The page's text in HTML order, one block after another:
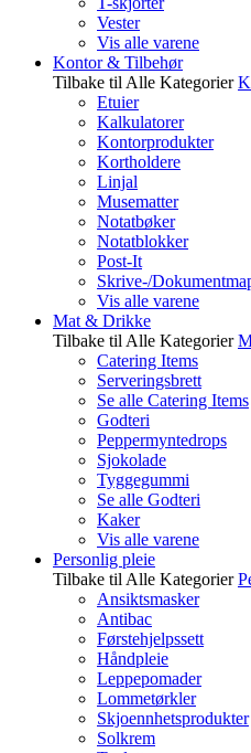
Vester
Vis alle varene
Kontor & Tilbehør
Tilbake til Alle Kategorier
Etuier
Kalkulatorer
Kontorprodukter
Kortholdere
Linjal
Musematter
Notatbøker
Notatblokker
Post-It
Skrive-/
Vis alle varene
Mat & Drikke
Tilbake til Alle Kategorier
Catering Items
Serveringsbrett
Se alle Catering Items
Godteri
Peppermyntedrops
Sjokolade
Tyggegummi
Se alle Godteri
Kaker
Vis alle varene
Personlig pleie
Tilbake til Alle Kategorier
Ansiktsmasker
Antibac
Førstehjelpssett
Håndpleie
Leppepomader
Lommetørkler
Skjoennhetsprodukter
Solkrem